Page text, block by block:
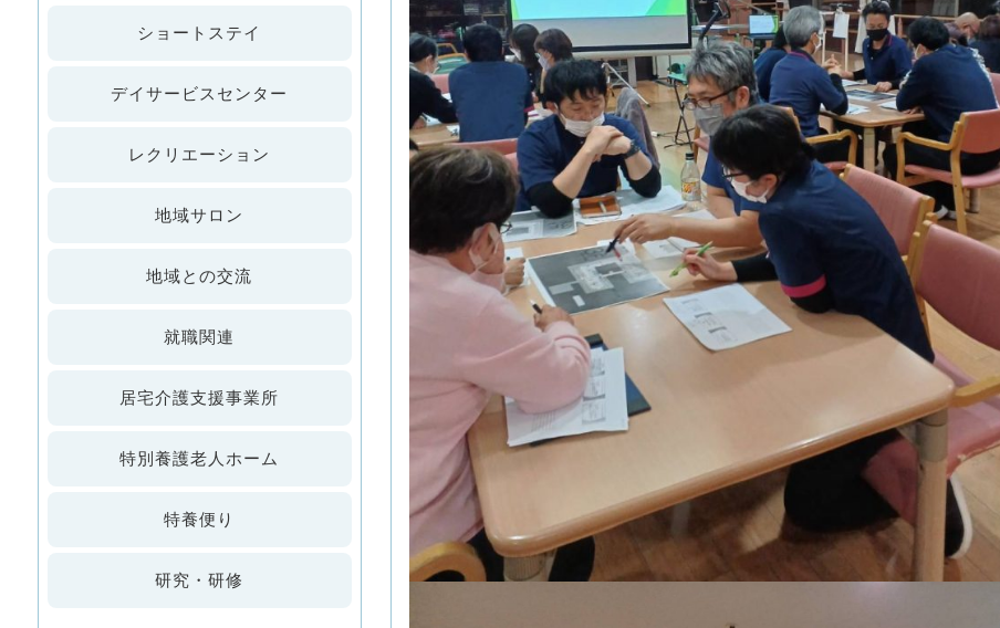
ショートステイ
デイサービスセンター
レクリエーション
地域サロン
地域との交流
就職関連
居宅介護支援事業所
特別養護老人ホーム
特養便り
研究・研修